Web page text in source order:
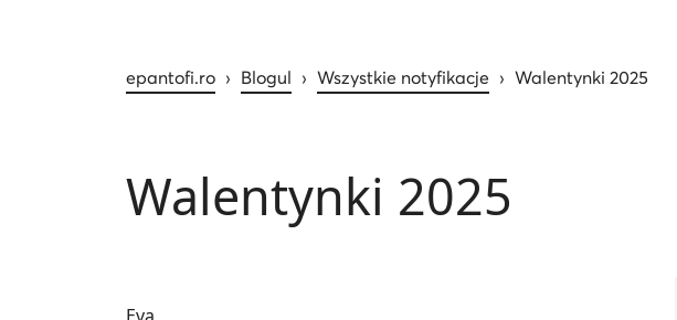
epantofi.ro › Blogul › Wszystkie notyfikacje › Walentynki 2025
Walentynki 2025